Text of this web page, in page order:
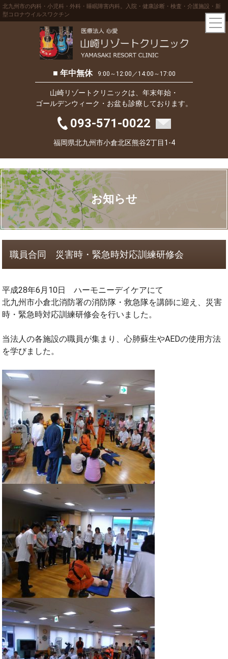
北九州市の内科・小児科・外科・睡眠障害内科。入院・健康診断・検査・介護施設・新
型コロナウイルスワクチン
■ 年中無休 9:00～12:00／14:00～17:00
山崎リゾートクリニックは、年末年始・
ゴールデンウィーク・お盆も診療しております。
093-571-0022
福岡県北九州市小倉北区熊谷2丁目1-4
お知らせ
職員合同 災害時・緊急時対応訓練研修会
平成28年6月10日 ハーモニーデイケアにて
北九州市小倉北消防署の消防隊・救急隊を講師に迎え、災害
時・緊急時対応訓練研修会を行いました。
当法人の各施設の職員が集まり、心肺蘇生やAEDの使用方法
を学びました。